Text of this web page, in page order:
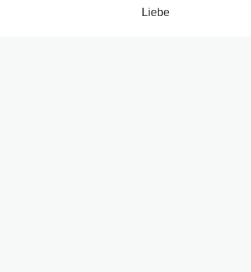
Liebe